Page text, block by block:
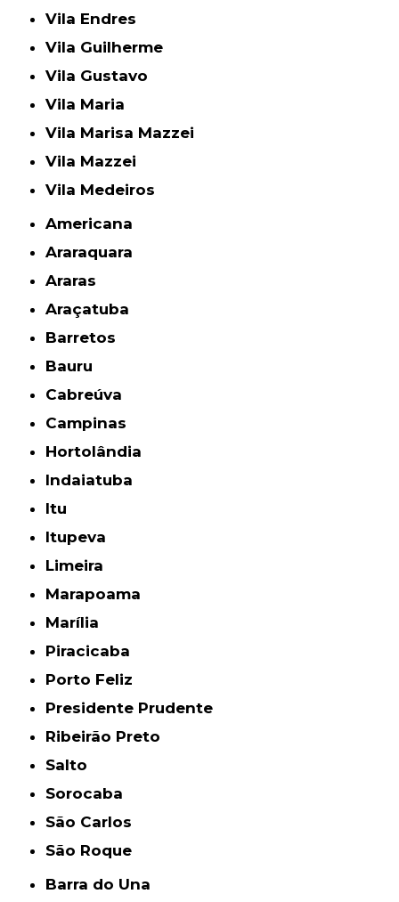
Vila Endres
Vila Guilherme
Vila Gustavo
Vila Maria
Vila Marisa Mazzei
Vila Mazzei
Vila Medeiros
Americana
Araraquara
Araras
Araçatuba
Barretos
Bauru
Cabreúva
Campinas
Hortolândia
Indaiatuba
Itu
Itupeva
Limeira
Marapoama
Marília
Piracicaba
Porto Feliz
Presidente Prudente
Ribeirão Preto
Salto
Sorocaba
São Carlos
São Roque
Barra do Una